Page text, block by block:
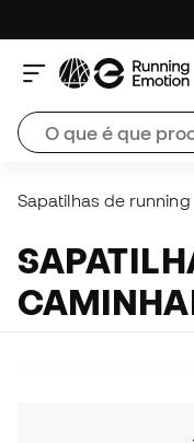
Sapatilhas de running
SAPATILHAS PARA